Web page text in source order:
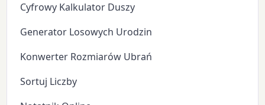
Cyfrowy Kalkulator Duszy
Generator Losowych Urodzin
Konwerter Rozmiarów Ubrań
Sortuj Liczby